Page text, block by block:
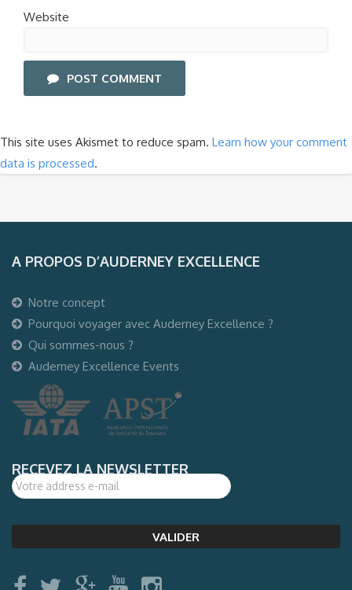
Website
POST COMMENT
This site uses Akismet to reduce spam. Learn how your comment
data is processed.
A PROPOS D’AUDERNEY EXCELLENCE
Notre concept
Pourquoi voyager avec Auderney Excellence ?
Qui sommes-nous ?
Auderney Excellence Events
RECEVEZ LA NEWSLETTER